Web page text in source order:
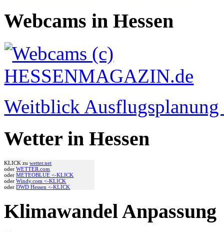
Webcams in Hessen
Weitblick
Wetter in Hessen
KLICK zuwetter.net
oderWETTER.com
oderMETEOBLUE <-KLICK
oderWindy.com <-KLICK
oderDWD Hessen <-KLICK
Klimawandel Anpassung